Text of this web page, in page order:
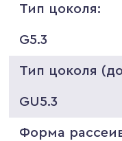
Тип цоколя:
G5.3
Тип цоколя
GU5.3
Форма